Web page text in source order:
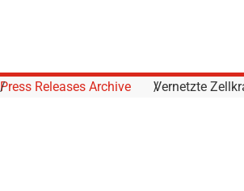
Press Releases Archive Vernetzte